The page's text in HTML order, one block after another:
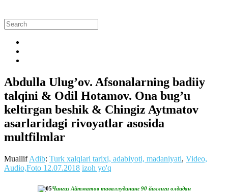
Abdulla Ulug’ov. Afsonalarning badiiy
talqini & Odil Hotamov. Ona bug’u
keltirgan beshik & Chingiz Aytmatov
asarlaridagi rivoyatlar asosida
multfilmlar
MuallifAdib: Turk xalqlari tarixi, adabiyoti, madaniyati, Video,
Audio,Foto 12.07.2018 izoh yo'q
Чингиз Айтматов таваллудининг 90 йиллиги олдидан